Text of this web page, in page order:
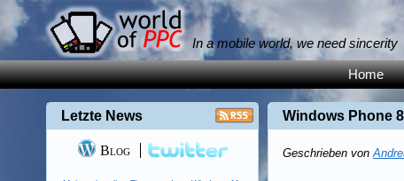
In a mobile world, we need sincerity
Home
Windows Phone
Geschrieben von
Letzte News
Blog